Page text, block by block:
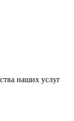
наших услуг